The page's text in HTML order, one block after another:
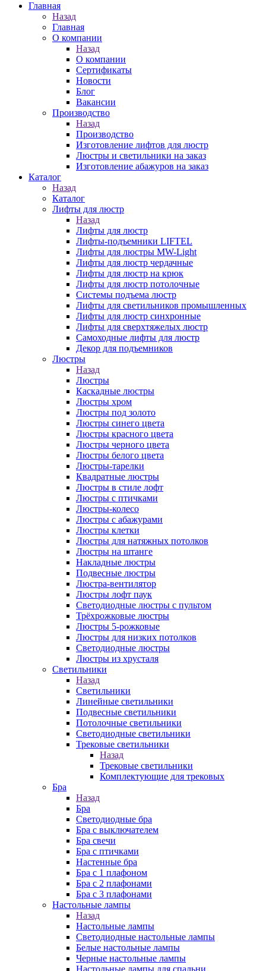
Главная
Назад
Главная
О компании
Назад
О компании
Сертификаты
Новости
Блог
Вакансии
Производство
Назад
Производство
Изготовление лифтов для люстр
Люстры и светильники на заказ
Изготовление абажуров на заказ
Каталог
Назад
Каталог
Лифты для люстр
Назад
Лифты для люстр
Лифты-подъемники LIFTEL
Лифты для люстры MW-Light
Лифты для люстр чердачные
Лифты для люстр на крюк
Лифты для люстр потолочные
Системы подъема люстр
Лифты для светильников промышленных
Лифты для люстр синхронные
Лифты для сверхтяжелых люстр
Самоходные лифты для люстр
Декор для подъемников
Люстры
Назад
Люстры
Каскадные люстры
Люстры хром
Люстры под золото
Люстры синего цвета
Люстры красного цвета
Люстры черного цвета
Люстры белого цвета
Люстры-тарелки
Квадратные люстры
Люстры в стиле лофт
Люстры с птичками
Люстры-колесо
Люстры с абажурами
Люстры клетки
Люстры для натяжных потолков
Люстры на штанге
Накладные люстры
Подвесные люстры
Люстра-вентилятор
Люстры лофт паук
Светодиодные люстры с пультом
Трёхрожковые люстры
Люстры 5-рожковые
Люстры для низких потолков
Cветодиодные люстры
Люстры из хрусталя
Светильники
Назад
Светильники
Линейные светильники
Подвесные светильники
Потолочные светильники
Светодиодные светильники
Трековые светильники
Назад
Трековые светильники
Комплектующие для трековых
Бра
Назад
Бра
Светодиодные бра
Бра с выключателем
Бра свечи
Бра с птичками
Настенные бра
Бра с 1 плафоном
Бра с 2 плафонами
Бра с 3 плафонами
Настольные лампы
Назад
Настольные лампы
Светодиодные настольные лампы
Белые настольные лампы
Черные настольные лампы
Настольные лампы для спальни